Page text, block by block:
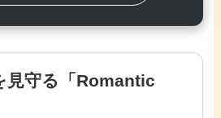
見守る「Romantic